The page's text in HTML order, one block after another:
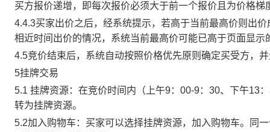
买方报价递增，即每次报价必须大于前一个报价且为价格
4.4.3买家出价之后，经系统提示，若高于当前最高价则出
相近时间出价的情况，系统当前最高价可能已高于页面显示
4.5竞价结束后，系统自动按照价格优先原则确定买受方，
5挂牌交易
5.1 挂牌资源：在竞价时间内（上午9：00-9：30、下午13
转为挂牌资源。
5.2加入购物车：买家可以选择挂牌资源，加入购物车。同